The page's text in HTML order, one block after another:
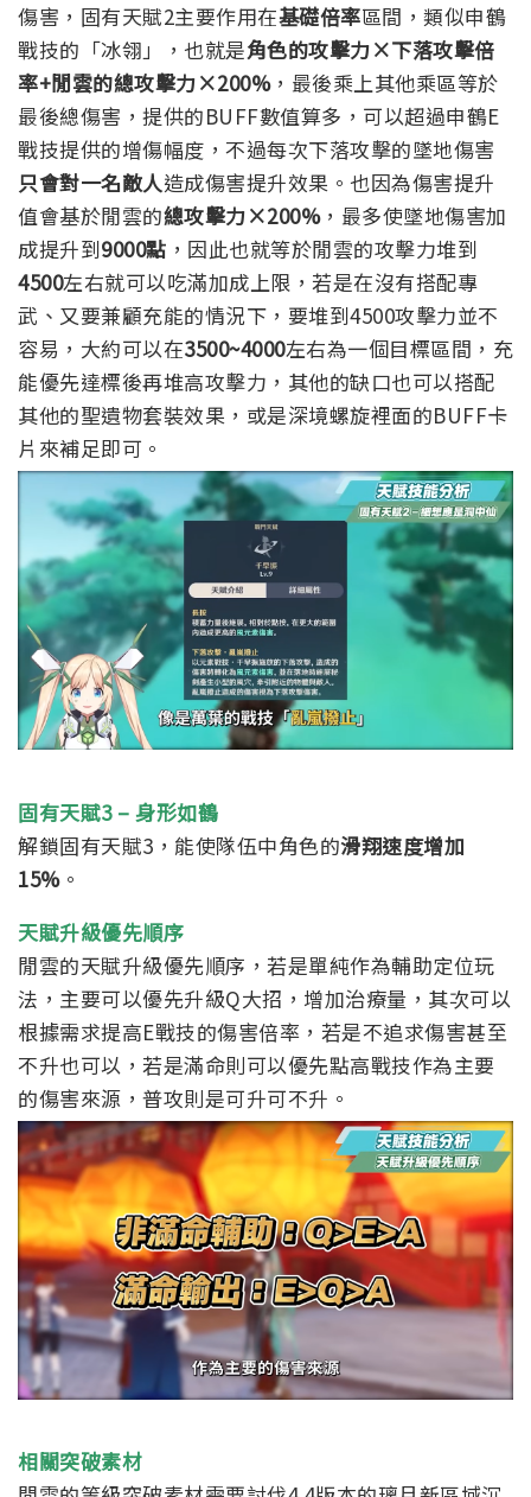
傷害， 固有天賦2主要作用在基礎倍率區間，類似申鶴
戰技的「冰翎」，也就是角色的攻擊力×下落攻擊倍
率+閒雲的總攻擊力×200%，最後乘上其他乘區等於
最後總傷害，提供的BUFF數值算多，可以超過申鶴E
戰技提供的增傷幅度，不過每次下落攻擊的墜地傷害
只會對一名敵人造成傷害提升效果。 也因為傷害提升
值會基於閒雲的總攻擊力×200%，最多使墜地傷害加
成提升到9000點 ，因此也就等於閒雲的攻擊力堆到
4500左右就可以吃滿加成上限，若是在沒有搭配專
武、又要兼顧充能的情況下，要堆到4500攻擊力並不
容易，大約可以在3500~4000左右為一個目標區間，充
能優先達標後再堆高攻擊力，其他的缺口也可以搭配
其他的聖遺物套裝效果，或是深境螺旋裡面的BUFF卡
片來補足即可。
固有天賦3 – 身形如鶴
解鎖固有天賦3，能使隊伍中角色的滑翔速度增加
15%。
天賦升級優先順序
閒雲的天賦升級優先順序，若是單純作為輔助定位玩
法，主要可以優先升級Q大招，增加治療量，其次可以
根據需求提高E戰技的傷害倍率，若是不追求傷害甚至
不升也可以，若是滿命則可以優先點高戰技作為主要
的傷害來源，普攻則是可升可不升。
相關突破素材